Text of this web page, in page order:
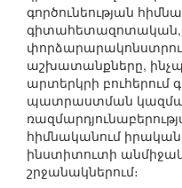
գործունեության
գիտահետազոտական,
աշխատանքները,
արտերկրի
պատրաստման
հիմնականում
ինստիտուտի
շրջանակներում։